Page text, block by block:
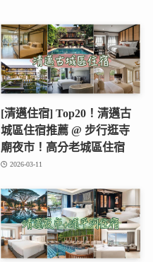
[清邁住宿] Top20！清邁古
城區住宿推薦 @ 步行逛寺
廟夜市！高分老城區住宿
2026-03-11